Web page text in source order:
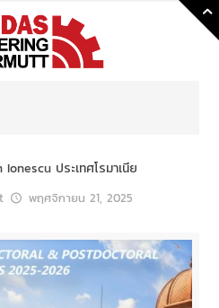
ประเทศโรมาเนีย
พฤศจิกายน 21, 2025